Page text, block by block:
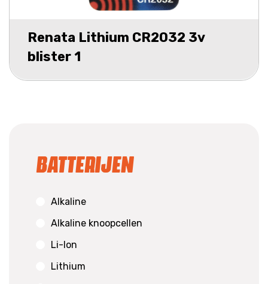
Renata Lithium CR2032 3v
blister 1
Batterijen
Alkaline
Alkaline knoopcellen
Li-Ion
Lithium